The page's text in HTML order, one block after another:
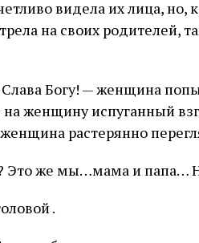
видела их лица, но,
на своих родителей,
Богу! — женщина
на женщину испуганный
растерянно
Это же мы…мама и папа…
.